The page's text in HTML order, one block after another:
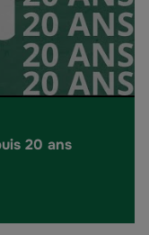
20 ans